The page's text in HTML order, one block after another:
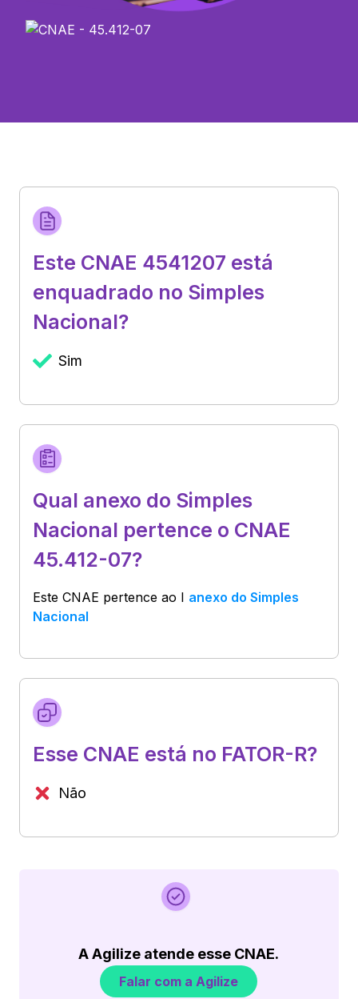
Este CNAE 4541207 está
enquadrado no Simples
Nacional?
Sim
Qual anexo do Simples
Nacional pertence o CNAE
45.412-07?
Este CNAE pertence ao I anexo do Simples
Nacional
Esse CNAE está no FATOR-R?
Não
A Agilize atende esse CNAE.
Falar com a Agilize